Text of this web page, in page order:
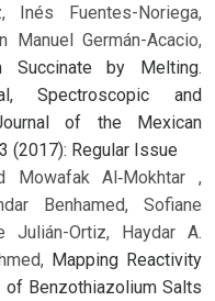
Inés Fuentes-Noriega,
Manuel Germán-Acacio,
Succinate by Melting.
Spectroscopic and
of the Mexican
(2017): Regular Issue
Mowafak Al‑Mokhtar ,
Benhamed, Sofiane
Julián-Ortiz, Haydar A.
Mapping Reactivity
of Benzothiazolium Salts